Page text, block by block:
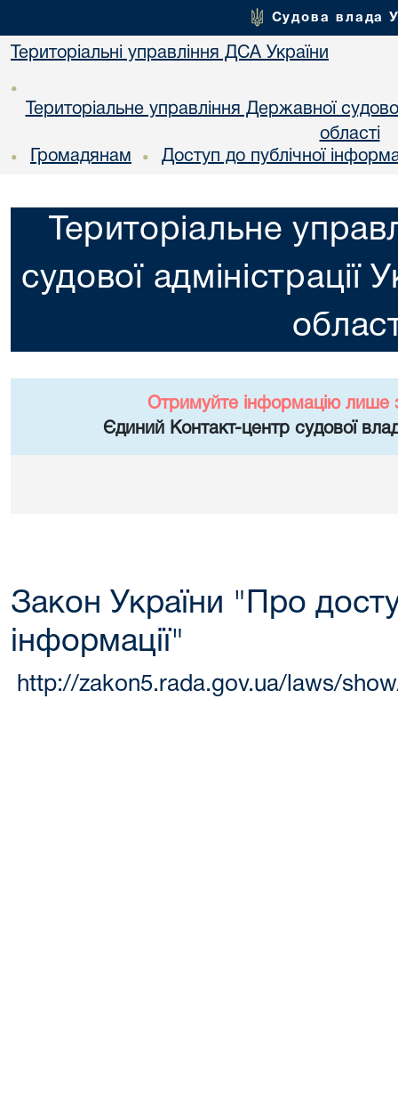
Судова влада
Територіальні управління ДСА України
•
Територіальне управління Державної
областi
• Громадянам • Доступ до публічної
Територіальне
судової адміністрації
Отримуйте інформацію лише
Єдиний Контакт-центр судової
Закон України "Про
інформації"
http://zakon5.rada.gov.ua/laws/